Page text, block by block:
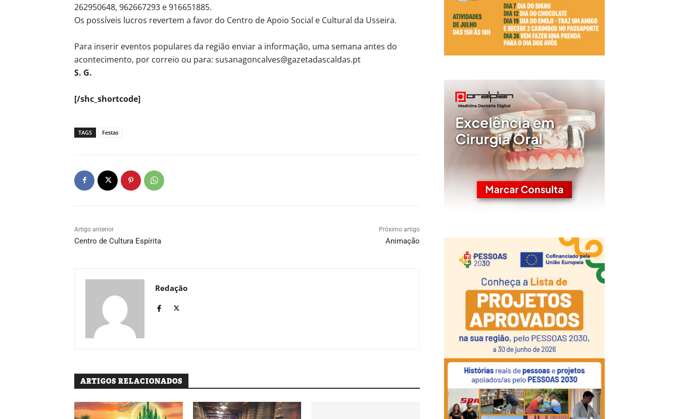
262950648, 962667293 e 916651885.
Os possíveis lucros revertem a favor do Centro de Apoio Social e Cultural da Usseira.
Para inserir eventos populares da região enviar a informação, uma semana antes do
acontecimento, por correio ou para: susanagoncalves@gazetadascaldas.pt
S. G.
[/shc_shortcode]
TAGS Festas
Artigo anterior
Centro de Cultura Espírita
Próximo artigo
Animação
Redação
ARTIGOS RELACIONADOS